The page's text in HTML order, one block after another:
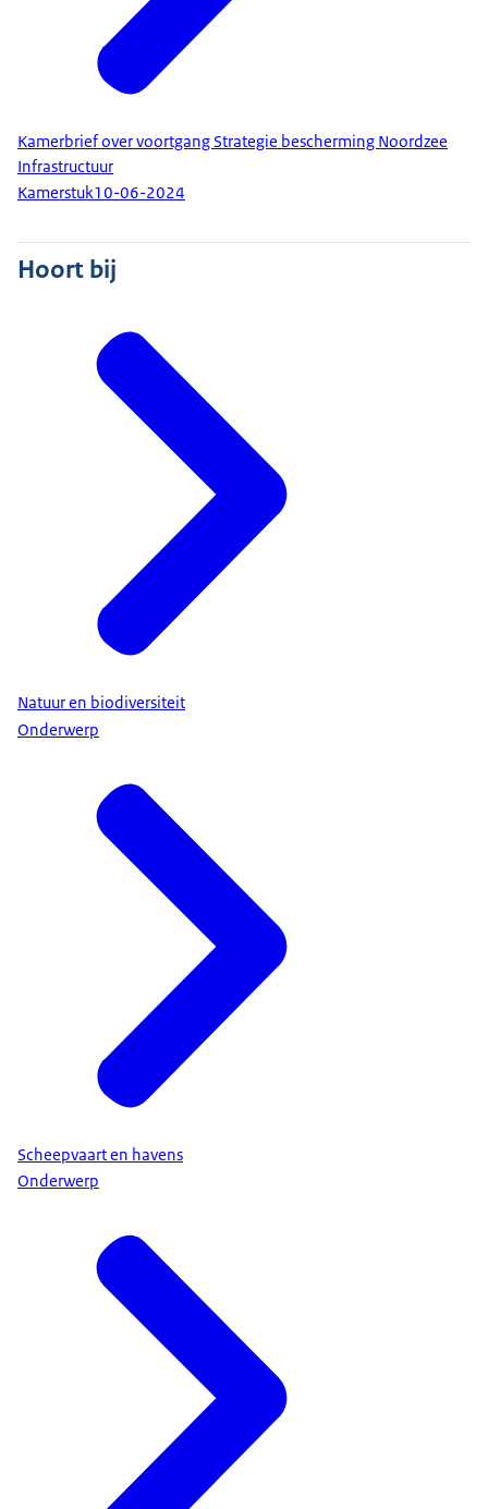
Kamerbrief over voortgang Strategie bescherming Noordzee
Infrastructuur
Kamerstuk10-06-2024
Hoort bij
Natuur en biodiversiteit
Onderwerp
Scheepvaart en havens
Onderwerp